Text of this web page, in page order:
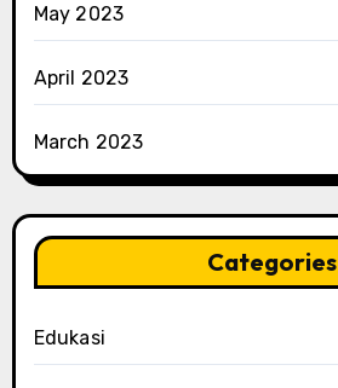
May 2023
April 2023
March 2023
Categories
Edukasi